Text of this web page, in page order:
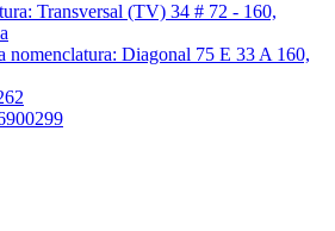
Transversal (TV) 34 # 72 - 160,
nomenclatura: Diagonal 75 E 33 A 160,